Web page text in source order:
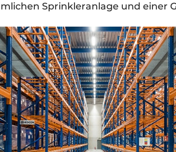
Sprinkleranlage und einer